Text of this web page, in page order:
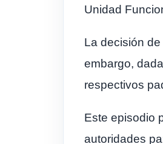
Unidad
La decisión
embargo,
respectivos
Este episodio
autoridades